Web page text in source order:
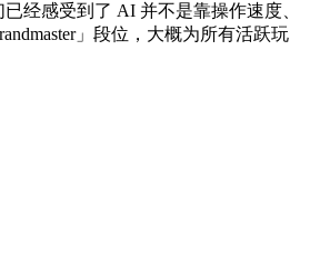
经感受到了 AI 并不是靠操作速度、
」段位，大概为所有活跃玩